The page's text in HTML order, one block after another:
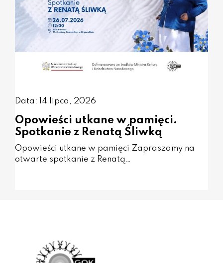
Data: 14 lipca, 2026
Opowieści utkane w pamięci.
Spotkanie z Renatą Śliwką
Opowieści utkane w pamięci Zapraszamy na
otwarte spotkanie z Renatą…